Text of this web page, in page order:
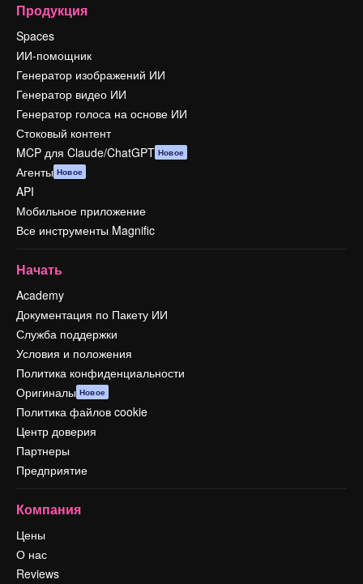
Продукция
Spaces
ИИ-помощник
Генератор изображений ИИ
Генератор видео ИИ
Генератор голоса на основе ИИ
Стоковый контент
MCP для Claude/ChatGPT Новое
Агенты Новое
API
Мобильное приложение
Все инструменты Magnific
Начать
Academy
Документация по Пакету ИИ
Служба поддержки
Условия и положения
Политика конфиденциальности
Оригиналы Новое
Политика файлов cookie
Центр доверия
Партнеры
Предприятие
Компания
Цены
О нас
Reviews